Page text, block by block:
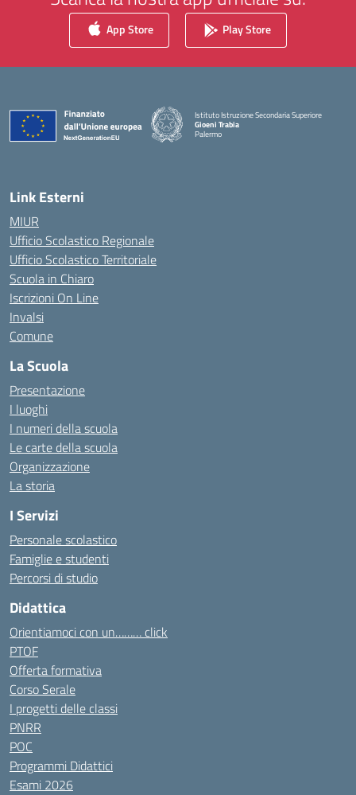
App Store Play Store
Istituto Istruzione Secondaria Superiore
Gioeni Trabia
Palermo
Link Esterni
MIUR
Ufficio Scolastico Regionale
Ufficio Scolastico Territoriale
Scuola in Chiaro
Iscrizioni On Line
Invalsi
Comune
La Scuola
Presentazione
I luoghi
I numeri della scuola
Le carte della scuola
Organizzazione
La storia
I Servizi
Personale scolastico
Famiglie e studenti
Percorsi di studio
Didattica
Orientiamoci con un……… click
PTOF
Offerta formativa
Corso Serale
I progetti delle classi
PNRR
POC
Programmi Didattici
Esami 2026